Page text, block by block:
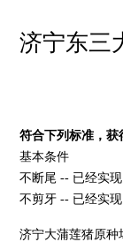
济宁东三
符合下列标准，获
基本条件
不断尾 -- 已经实现
不剪牙 -- 已经实现
济宁大蒲莲猪原种